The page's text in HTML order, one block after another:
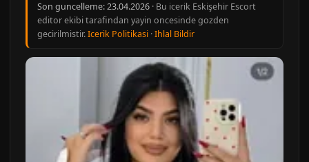
Son guncelleme:23.04.2026 · Bu icerik Eskişehir Escort
editor ekibi tarafindan yayin oncesinde gozden
gecirilmistir.Icerik Politikasi ·Ihlal Bildir